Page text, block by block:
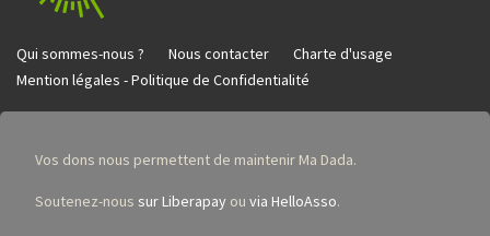
Qui sommes-nous ? Nous contacter
Charte d'usage
Mention légales - Politique de Confidentialité
Vos dons nous permettent de maintenir Ma Dada.
Soutenez-nous sur Liberapay ou via HelloAsso.